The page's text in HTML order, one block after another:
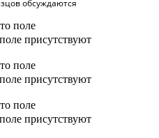
обсуждаются
поле
присутствуют
поле
присутствуют
поле
присутствуют